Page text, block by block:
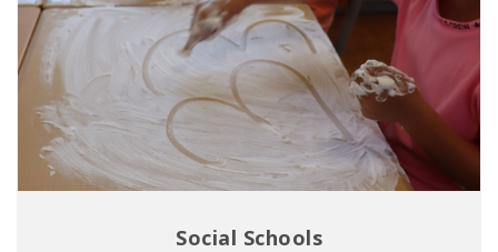
Social Schools